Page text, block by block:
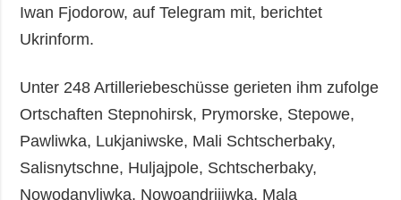
Iwan Fjodorow, auf Telegram mit, berichtet
Ukrinform.
Unter 248 Artilleriebeschüsse gerieten ihm zufolge
Ortschaften Stepnohirsk, Prymorske, Stepowe,
Pawliwka, Lukjaniwske, Mali Schtscherbaky,
Salisnytschne, Huljajpole, Schtscherbaky,
Nowodanyliwka, Nowoandrijiwka, Mala